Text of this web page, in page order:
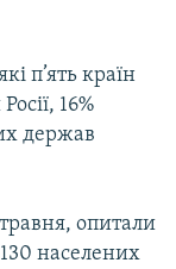
п’ять країн
16%
держав
опитали
130 населених